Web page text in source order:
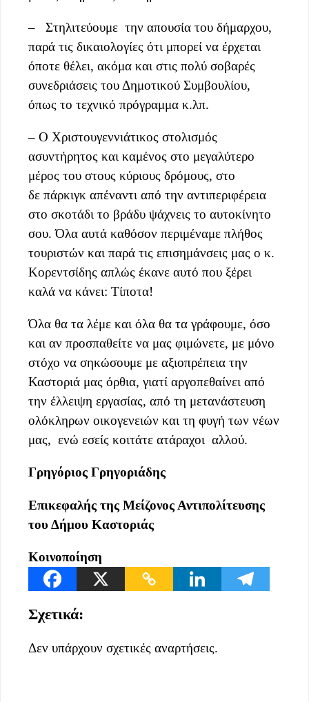
– Στηλιτεύουμε την απουσία του δήμαρχου,
παρά τις δικαιολογίες ότι μπορεί να έρχεται
όποτε θέλει, ακόμα και στις πολύ σοβαρές
συνεδριάσεις του Δημοτικού Συμβουλίου,
όπως το τεχνικό πρόγραμμα κ.λπ.
– Ο Χριστουγεννιάτικος στολισμός
ασυντήρητος και καμένος στο μεγαλύτερο
μέρος του στους κύριους δρόμους, στο
δε πάρκιγκ απέναντι από την αντιπεριφέρεια
στο σκοτάδι το βράδυ ψάχνεις το αυτοκίνητο
σου. Όλα αυτά καθόσον περιμέναμε πλήθος
τουριστών και παρά τις επισημάνσεις μας ο κ.
Κορεντσίδης απλώς έκανε αυτό που ξέρει
καλά να κάνει: Τίποτα!
Όλα θα τα λέμε και όλα θα τα γράφουμε, όσο
και αν προσπαθείτε να μας φιμώνετε, με μόνο
στόχο να σηκώσουμε με αξιοπρέπεια την
Καστοριά μας όρθια, γιατί αργοπεθαίνει από
την έλλειψη εργασίας, από τη μετανάστευση
ολόκληρων οικογενειών και τη φυγή των νέων
μας, ενώ εσείς κοιτάτε ατάραχοι αλλού.
Γρηγόριος Γρηγοριάδης
Επικεφαλής της Μείζονος Αντιπολίτευσης
του Δήμου Καστοριάς
Κοινοποίηση
Σχετικά:
Δεν υπάρχουν σχετικές αναρτήσεις.